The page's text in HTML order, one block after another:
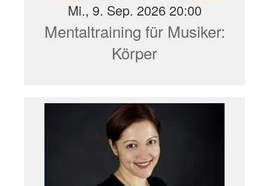
Mi., 9. Sep. 2026 20:00
Mentaltraining für Musiker:
Körper